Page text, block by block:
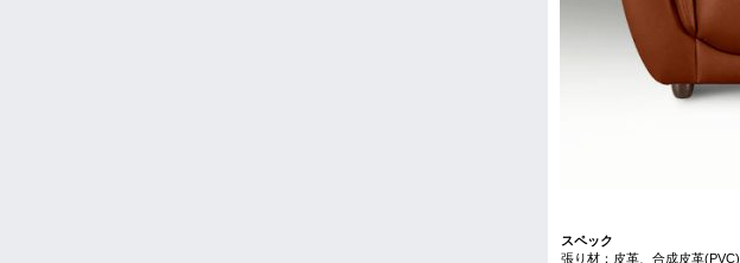
スペック
張り材：皮革、合成皮革(PVC)